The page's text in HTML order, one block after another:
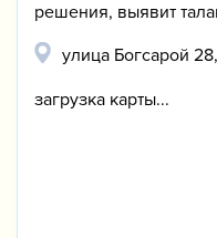
решения, выявит
улица Богсарой
загрузка карты...